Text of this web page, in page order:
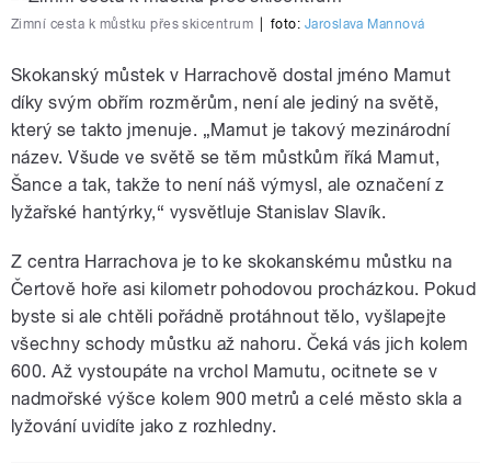
Zimní cesta k můstku přes skicentrum foto: Jaroslava Mannová
Skokanský můstek v Harrachově dostal jméno Mamut
díky svým obřím rozměrům, není ale jediný na světě,
který se takto jmenuje. „Mamut je takový mezinárodní
název. Všude ve světě se těm můstkům říká Mamut,
Šance a tak, takže to není náš výmysl, ale označení z
lyžařské hantýrky,“ vysvětluje Stanislav Slavík.
Z centra Harrachova je to ke skokanskému můstku na
Čertově hoře asi kilometr pohodovou procházkou. Pokud
byste si ale chtěli pořádně protáhnout tělo, vyšlapejte
všechny schody můstku až nahoru. Čeká vás jich kolem
600. Až vystoupáte na vrchol Mamutu, ocitnete se v
nadmořské výšce kolem 900 metrů a celé město skla a
lyžování uvidíte jako z rozhledny.